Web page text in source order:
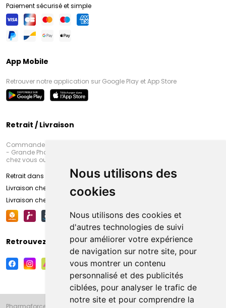
Nous utilisons des
cookies
Nous utilisons des cookies et
d'autres technologies de suivi
pour améliorer votre expérience
de navigation sur notre site, pour
vous montrer un contenu
personnalisé et des publicités
ciblées, pour analyser le trafic de
notre site et pour comprendre la
Paiement sécurisé et simple
App Mobile
Retrouver notre application sur Google Play et App Store
Retrait / Livraison
Commandez en ligne et venez chercher votre commande à Amiens
- Grande Pharmacie d’Amiens (Fachon) ou recevez-là rapidement
chez vous ou en point retrait
Retrait dans la pharmacie d’Amiens
Livraison chez vous
Livraison chez votre commerçant
Retrouvez-nous sur vos réseaux sociaux
Pharmaforce.fr et la Grande Pharmacie d’Amiens vous souhaitent de